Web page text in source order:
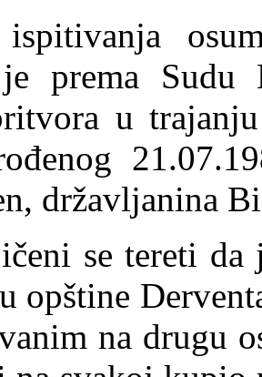
prema Sudu
u
državljanina
se tereti da
opštine
na drugu